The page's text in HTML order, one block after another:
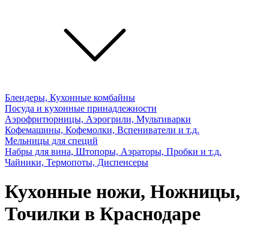
Блендеры, Кухонные комбайны
Посуда и кухонные принадлежности
Аэрофритюрницы, Аэрогрили, Мультиварки
Кофемашины, Кофемолки, Вспениватели и т.д.
Мельницы для специй
Набры для вина, Штопоры, Аэраторы, Пробки и т.д.
Чайники, Термопоты, Диспенсеры
Кухонные ножи, Ножницы,
Точилки в Краснодаре